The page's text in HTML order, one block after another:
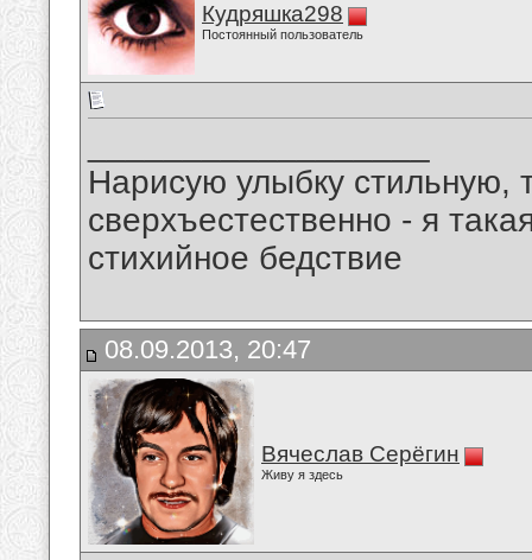
Кудряшка298
Постоянный пользователь
Нарисую улыбку стильную,
сверхъестественно - я
стихийное бедствие
08.09.2013, 20:47
Вячеслав Серёгин
Живу я здесь